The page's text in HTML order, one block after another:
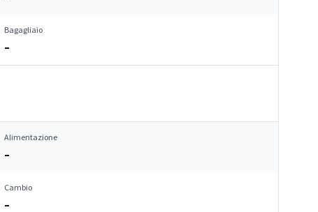
Bagagliaio
–
Alimentazione
–
Cambio
–